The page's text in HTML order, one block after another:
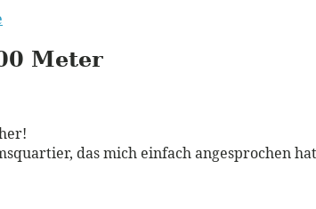
Meter
das mich einfach angesprochen